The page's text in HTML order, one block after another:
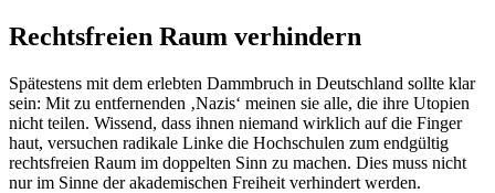
Rechtsfreien Raum verhindern
Spätestens mit dem erlebten Dammbruch in Deutschland sollte klar
sein: Mit zu entfernenden ‚Nazis‘ meinen sie alle, die ihre Utopien
nicht teilen. Wissend, dass ihnen niemand wirklich auf die Finger
haut, versuchen radikale Linke die Hochschulen zum endgültig
rechtsfreien Raum im doppelten Sinn zu machen. Dies muss nicht
nur im Sinne der akademischen Freiheit verhindert werden.